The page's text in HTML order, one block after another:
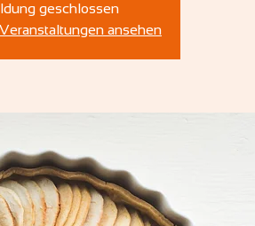
geschlossen
ansehen